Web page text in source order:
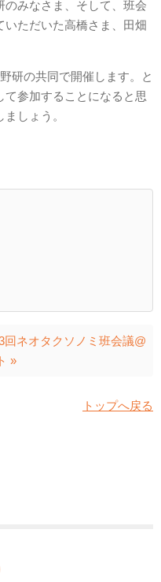
のみなさま、そして、班会
ただいた高橋さま、田畑
研の共同で開催します。と
参加することになると思
しょう。
回ネオタクソノミ班会議@
»
トップへ戻る